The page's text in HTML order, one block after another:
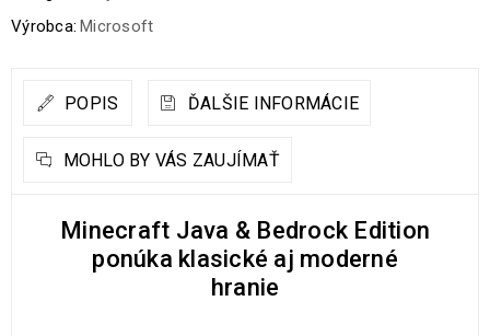
Výrobca: Microsoft
POPIS ĎALŠIE INFORMÁCIE
MOHLO BY VÁS ZAUJÍMAŤ
Minecraft Java & Bedrock Edition
ponúka klasické aj moderné
hranie